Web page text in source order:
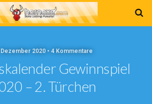
2020 • 4 Kommentare
Gewinnspiel
– 2. Türchen